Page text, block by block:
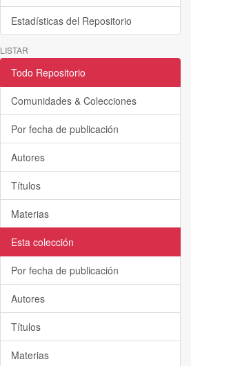
Estadísticas del Repositorio
LISTAR
Todo Repositorio
Comunidades & Colecciones
Por fecha de publicación
Autores
Títulos
Materias
Esta colección
Por fecha de publicación
Autores
Títulos
Materias